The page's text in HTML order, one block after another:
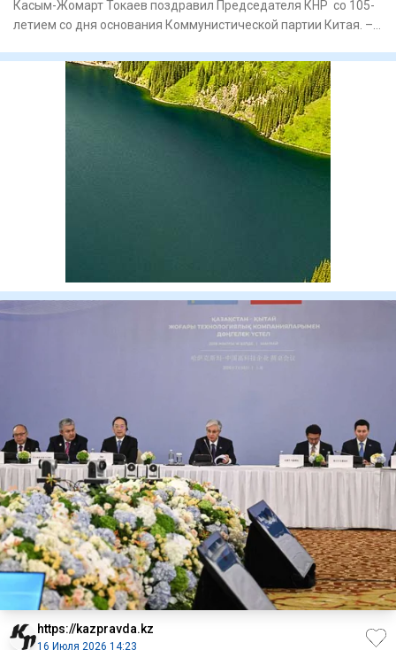
Касым-Жомарт Токаев поздравил Председателя КНР со 105-
летием со дня основания Коммунистической партии Китая. –
https://kazpravda.kz
16 Июля 2026 14:23